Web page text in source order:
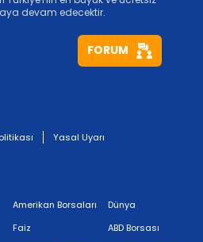
devam edecektir.
FORUM
Yasal Uyarı
Amerikan Borsaları
Faiz
Dünya
ABD Borsası